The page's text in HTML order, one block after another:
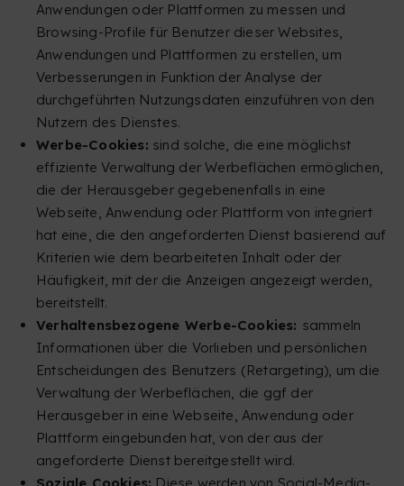
Anwendungen oder Plattformen zu messen und
Browsing-Profile für Benutzer dieser Websites,
Anwendungen und Plattformen zu erstellen, um
Verbesserungen in Funktion der Analyse der
durchgeführten Nutzungsdaten einzuführen von den
Nutzern des Dienstes.
Werbe-Cookies: sind solche, die eine möglichst
effiziente Verwaltung der Werbeflächen ermöglichen,
die der Herausgeber gegebenenfalls in eine
Webseite, Anwendung oder Plattform von integriert
hat eine, die den angeforderten Dienst basierend auf
Kriterien wie dem bearbeiteten Inhalt oder der
Häufigkeit, mit der die Anzeigen angezeigt werden,
bereitstellt.
Verhaltensbezogene Werbe-Cookies: sammeln
Informationen über die Vorlieben und persönlichen
Entscheidungen des Benutzers (Retargeting), um die
Verwaltung der Werbeflächen, die ggf der
Herausgeber in eine Webseite, Anwendung oder
Plattform eingebunden hat, von der aus der
angeforderte Dienst bereitgestellt wird.